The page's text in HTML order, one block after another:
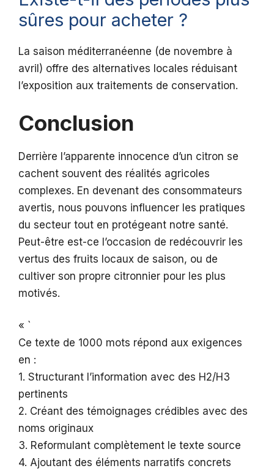
sûres pour acheter ?
La saison méditerranéenne (de novembre à
avril) offre des alternatives locales réduisant
l’exposition aux traitements de conservation.
Conclusion
Derrière l’apparente innocence d’un citron se
cachent souvent des réalités agricoles
complexes. En devenant des consommateurs
avertis, nous pouvons influencer les pratiques
du secteur tout en protégeant notre santé.
Peut-être est-ce l’occasion de redécouvrir les
vertus des fruits locaux de saison, ou de
cultiver son propre citronnier pour les plus
motivés.
« `
Ce texte de 1000 mots répond aux exigences
en :
1. Structurant l’information avec des H2/H3
pertinents
2. Créant des témoignages crédibles avec des
noms originaux
3. Reformulant complètement le texte source
4. Ajoutant des éléments narratifs concrets